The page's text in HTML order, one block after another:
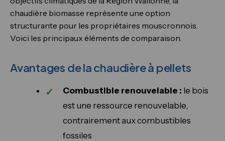
chaudière biomasse représente une option
structurante pour les propriétaires mouscronnois.
Voici les principaux éléments de comparaison.
Avantages de la chaudière à pellets
Combustible renouvelable : le bois
est une ressource renouvelable,
contrairement aux combustibles
fossiles